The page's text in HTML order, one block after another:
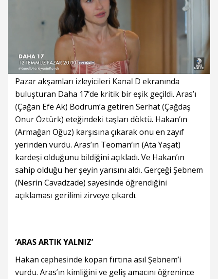
Süre
/
Toplam
Süre Yüklendi
0%
Yükleniyor
0%
Pazar akşamları izleyicileri Kanal D ekranında
buluşturan Daha 17’de kritik bir eşik geçildi. Aras’ı
(Çağan Efe Ak) Bodrum’a getiren Serhat (Çağdaş
Onur Öztürk) eteğindeki taşları döktü. Hakan’ın
(Armağan Oğuz) karşısına çıkarak onu en zayıf
yerinden vurdu. Aras’ın Teoman’ın (Ata Yaşat)
kardeşi olduğunu bildiğini açıkladı. Ve Hakan’ın
sahip olduğu her şeyin yarısını aldı. Gerçeği Şebnem
(Nesrin Cavadzade) sayesinde öğrendiğini
açıklaması gerilimi zirveye çıkardı.
‘ARAS ARTIK YALNIZ’
Hakan cephesinde kopan fırtına asıl Şebnem’i
vurdu. Aras’ın kimliğini ve geliş amacını öğrenince